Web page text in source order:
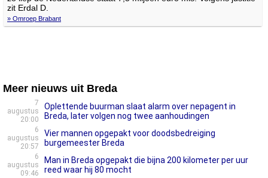
zit Erdal D.
» Omroep Brabant
Meer nieuws uit Breda
7
augustus
20:00
Oplettende buurman slaat alarm over nepagent in
Breda, later volgen nog twee aanhoudingen
6
augustus
20:57
Vier mannen opgepakt voor doodsbedreiging
burgemeester Breda
6
augustus
09:46
Man in Breda opgepakt die bijna 200 kilometer per uur
reed waar hij 80 mocht